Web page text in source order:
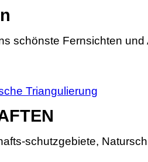
schönste Fernsichten und
Triangulierung
schutzgebiete,